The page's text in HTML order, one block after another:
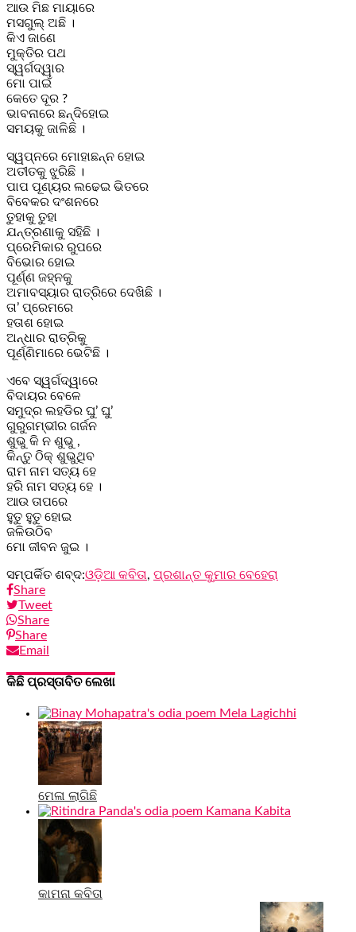
ଆଉ ମିଛ ମାୟାରେ
ମସଗୁଲ୍ ଅଛି ।
କିଏ ଜାଣେ
ମୁକ୍ତିର ପଥ
ସ୍ୱର୍ଗଦ୍ୱାର
ମୋ ପାଇଁ
କେତେ ଦୂର ?
ଭାବନାରେ ଛନ୍ଦିହୋଇ
ସମୟକୁ ଜାଳିଛି ।
ସ୍ୱପ୍ନରେ ମୋହାଛନ୍ନ ହୋଇ
ଅତୀତକୁ ଝୁରିଛି ।
ପାପ ପୂଣ୍ୟର ଲଢେଇ ଭିତରେ
ବିବେକର ଦଂଶନରେ
ତୁହାକୁ ତୁହା
ଯନ୍ତ୍ରଣାକୁ ସହିଛି ।
ପ୍ରେମିକାର ରୁପରେ
ବିଭୋର ହୋଇ
ପୂର୍ଣ୍ଣ ଜହ୍ନକୁ
ଅମାବସ୍ୟାର ରାତ୍ରିରେ ଦେଖିଛି ।
ତା’ ପ୍ରେମରେ
ହତାଶ ହୋଇ
ଅନ୍ଧାର ରାତ୍ରିକୁ
ପୂର୍ଣ୍ଣିମାରେ ଭେଟିଛି ।
ଏବେ ସ୍ୱର୍ଗଦ୍ୱାରେ
ବିଦାୟର ବେଳେ
ସମୁଦ୍ର ଲହଡିର ଘୁ’ ଘୁ’
ଗୁରୁଗମ୍ଭୀର ଗର୍ଜନ
ଶୁଭୁ କି ନ ଶୁଭୁ ,
କିନ୍ତୁ ଠିକ୍ ଶୁଭୁଥିବ
ରାମ ନାମ ସତ୍ୟ ହେ
ହରି ନାମ ସତ୍ୟ ହେ ।
ଆଉ ତାପରେ
ହୁତୁ ହୁତୁ ହୋଇ
ଜଳିଉଠିବ
ମୋ ଜୀବନ ଜୁଇ ।
ସମ୍ପର୍କିତ ଶବ୍ଦ:ଓଡ଼ିଆ କବିତା, ପ୍ରଶାନ୍ତ କୁମାର ବେହେରା
Share
Tweet
Share
Share
Email
କିଛି ପ୍ରସ୍ତାବିତ ଲେଖା
ମେଳା ଲାଗିଛି
କାମନା କବିତା